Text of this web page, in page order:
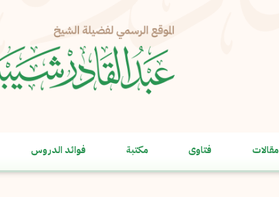
مقالات فتاوى مكتبة فوائد الدروس
الإبلاغ عن مشكلة
البريد الإلكتروني*